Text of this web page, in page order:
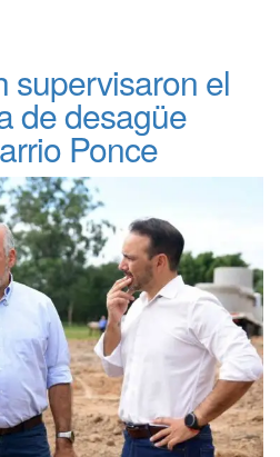
supervisaron el
de desagüe
Ponce